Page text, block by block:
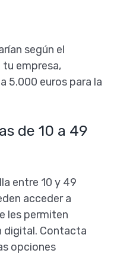
según el
empresa,
5.000 euros para la
de 10 a 49
entre 10 y 49
acceder a
les permiten
digital. Contacta
opciones